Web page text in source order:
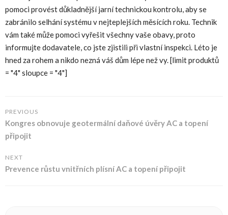
pomoci provést důkladnější jarní technickou kontrolu, aby se
zabránilo selhání systému v nejteplejších měsících roku. Technik
vám také může pomoci vyřešit všechny vaše obavy, proto
informujte dodavatele, co jste zjistili při vlastní inspekci. Léto je
hned za rohem a nikdo nezná váš dům lépe než vy. [limit produktů
= "4" sloupce = "4"]
PREVIOUS
Kongres obnovuje geotermální daňové úvěry AC a topení
připojit
NEXT
Prevence růstu vnitřních plísní AC a topení připojit